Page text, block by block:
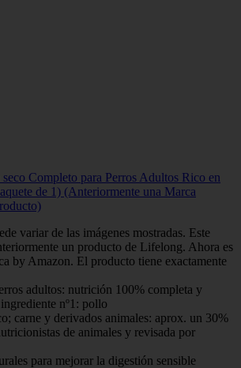
Completo para Perros Adultos Rico en
de 1) (Anteriormente una Marca
variar de las imágenes mostradas. Este
un producto de Lifelong. Ahora es
by Amazon. El producto tiene exactamente
adultos: nutrición 100% completa y
nº1: pollo
carne y derivados animales: aprox. un 30%
de animales y revisada por
para mejorar la digestión sensible